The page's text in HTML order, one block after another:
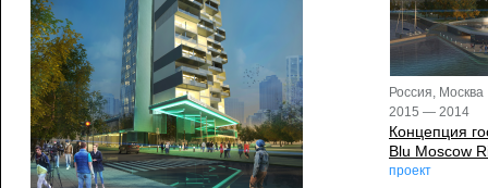
Россия, Москва
2015 — 2014
Концепция
Blu Moscow
проект